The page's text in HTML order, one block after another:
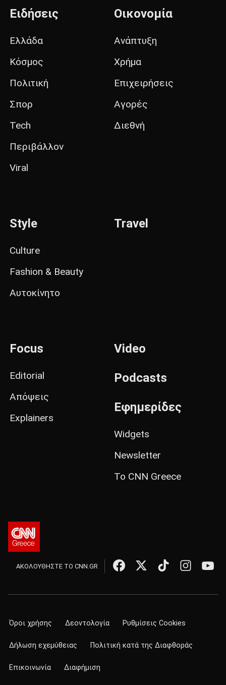
Ειδήσεις
Ελλάδα
Κόσμος
Πολιτική
Σπορ
Tech
Περιβάλλον
Viral
Οικονομία
Ανάπτυξη
Χρήμα
Επιχειρήσεις
Αγορές
Διεθνή
Style
Culture
Fashion & Beauty
Αυτοκίνητο
Travel
Focus
Editorial
Απόψεις
Explainers
Video
Podcasts
Εφημερίδες
Widgets
Newsletter
Το CNN Greece
ΑΚΟΛΟΥΘΗΣΤΕ ΤΟ CNN.GR
Όροι χρήσης Δεοντολογία Ρυθμίσεις Cookies
Δήλωση εχεμύθειας Πολιτική κατά της Διαφθοράς
Επικοινωνία Διαφήμιση